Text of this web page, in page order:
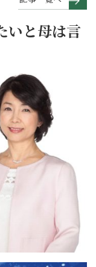
いと母は言